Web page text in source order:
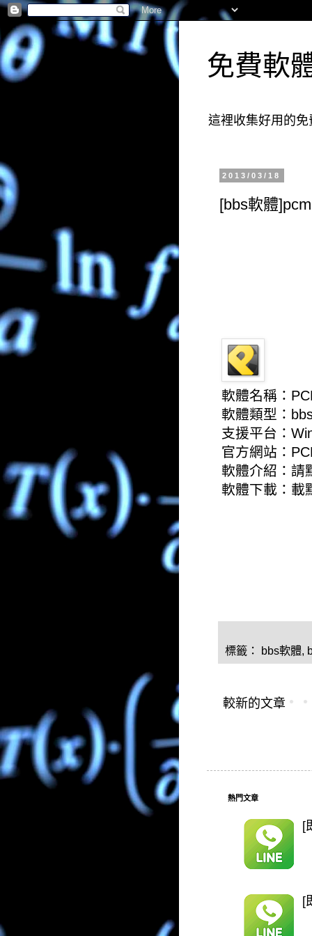
免費軟
這裡收集好用的
2013/03/18
[bbs軟體
軟體名稱：
軟體類型：
支援平台：
官方網站：
軟體介紹： 請
軟體下載： 載
標籤： bbs軟體,
較新的文章
熱門文章
[
[